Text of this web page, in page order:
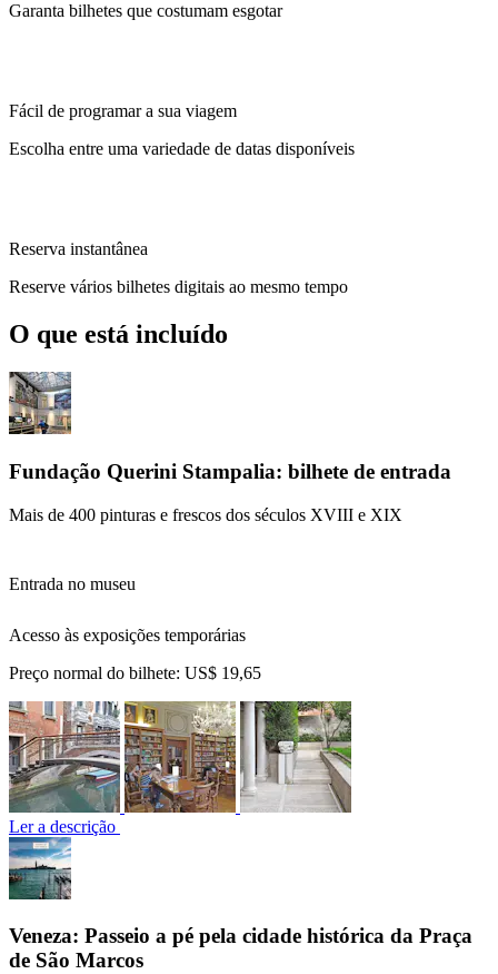
Garanta bilhetes que costumam esgotar
Fácil de programar a sua viagem
Escolha entre uma variedade de datas disponíveis
Reserva instantânea
Reserve vários bilhetes digitais ao mesmo tempo
O que está incluído
Fundação Querini Stampalia: bilhete de entrada
Mais de 400 pinturas e frescos dos séculos XVIII e XIX
Entrada no museu
Acesso às exposições temporárias
Preço normal do bilhete: US$ 19,65
Ler a descrição
Veneza: Passeio a pé pela cidade histórica da Praça
de São Marcos